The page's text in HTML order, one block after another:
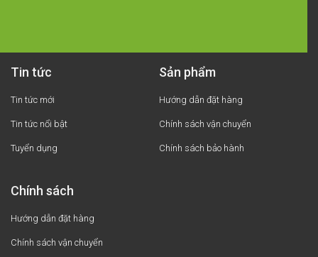
Tin tức
Tin tức mới
Tin tức nổi bật
Tuyển dụng
Sản phẩm
Hướng dẫn đặt hàng
Chính sách vận chuyển
Chính sách bảo hành
Chính sách
Hướng dẫn đặt hàng
Chính sách vận chuyển